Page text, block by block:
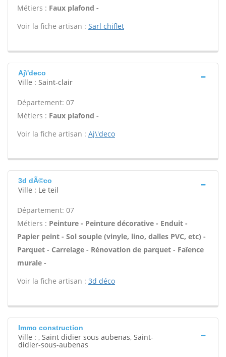
Métiers : Faux plafond -
Voir la fiche artisan : Sarl chiflet
Aj\'deco
Ville : Saint-clair
Département: 07
Métiers : Faux plafond -
Voir la fiche artisan : Aj\'deco
3d dÃ©co
Ville : Le teil
Département: 07
Métiers : Peinture - Peinture décorative - Enduit -
Papier peint - Sol souple (vinyle, lino, dalles PVC, etc) -
Parquet - Carrelage - Rénovation de parquet - Faïence
murale -
Voir la fiche artisan : 3d déco
Immo construction
Ville : , Saint didier sous aubenas, Saint-
didier-sous-aubenas